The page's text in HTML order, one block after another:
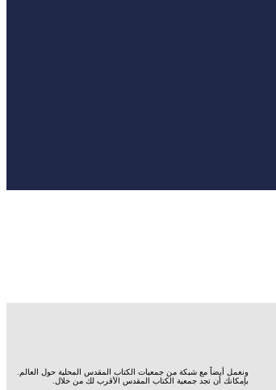
ونعمل أيضاً مع شبكة من جمعيات الكتاب المقدس المحلية حول العالم.
بإمكانك أن تجد جمعية الكتاب المقدس الأقرب لك من خلال.